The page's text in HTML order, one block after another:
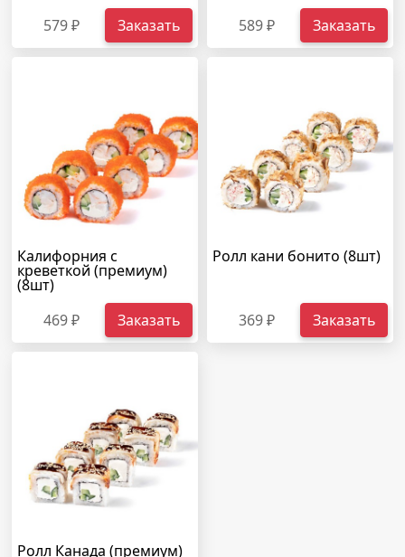
579 ₽ Заказать 589 ₽ Заказать
Калифорния с
креветкой (премиум)
(8шт)
469 ₽
Заказать
Ролл кани бонито (8шт)
369 ₽ Заказать
Ролл Канада (премиум)